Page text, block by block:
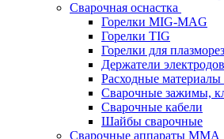
Сварочная оснастка
Горелки MIG-MAG
Горелки TIG
Горелки для
Держатели
Расходные
Сварочные зажимы,
Сварочные кабели
Шайбы сварочные
Сварочные аппараты MMA